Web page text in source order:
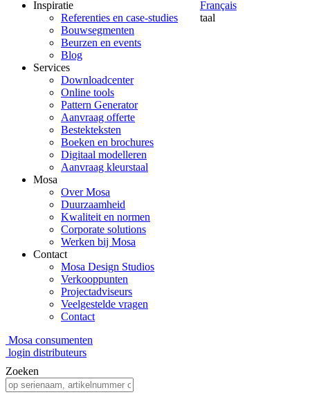
Français
taal
Inspiratie
Referenties en case-studies
Bouwsegmenten
Beurzen en events
Blog
Services
Downloadcenter
Online tools
Pattern Generator
Aanvraag offerte
Bestekteksten
Boeken en brochures
Digitaal modelleren
Aanvraag kleurstaal
Mosa
Over Mosa
Duurzaamheid
Kwaliteit en normen
Corporate solutions
Werken bij Mosa
Contact
Mosa Design Studios
Verkooppunten
Projectadviseurs
Veelgestelde vragen
Contact
Mosa consumenten
login distributeurs
Zoeken